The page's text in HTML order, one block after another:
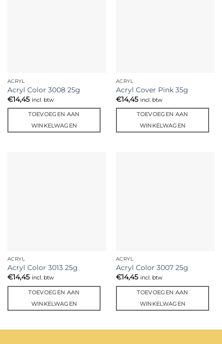
ACRYL
Acryl Color 3008 25g
€14,45 incl. btw
TOEVOEGEN AAN
WINKELWAGEN
ACRYL
Acryl Cover Pink 35g
€14,45 incl. btw
TOEVOEGEN AAN
WINKELWAGEN
ACRYL
Acryl Color 3013 25g
€14,45 incl. btw
TOEVOEGEN AAN
WINKELWAGEN
ACRYL
Acryl Color 3007 25g
€14,45 incl. btw
TOEVOEGEN AAN
WINKELWAGEN